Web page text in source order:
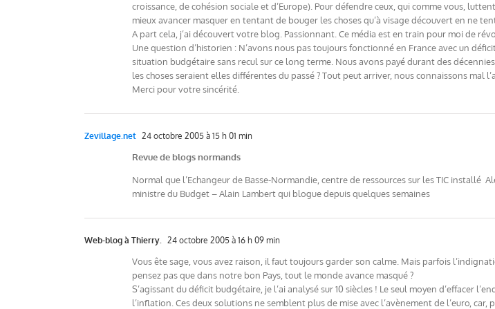
croissance, de cohésion sociale et d’Europe). Pour défendre ceux, qui comme vous,
mieux avancer masquer en tentant de bouger les choses qu’à visage découvert en ne
A part cela, j’ai découvert votre blog. Passionnant. Ce média est en train pour moi de
Une question d’historien : N’avons nous pas toujours fonctionné en France avec un
situation budgétaire sans recul sur ce long terme. Nous avons payé durant des
les choses seraient elles différentes du passé ? Tout peut arriver, nous connaissons mal
Merci pour votre sincérité.
Zevillage.net 24 octobre 2005 à 15 h 01 min
Revue de blogs normands
Normal que l’Echangeur de Basse-Normandie, centre de ressources sur les TIC
ministre du Budget – Alain Lambert qui blogue depuis quelques semaines
Web-blog à Thierry. 24 octobre 2005 à 16 h 09 min
Vous ête sage, vous avez raison, il faut toujours garder son calme. Mais parfois
pensez pas que dans notre bon Pays, tout le monde avance masqué ?
S’agissant du déficit budgétaire, je l’ai analysé sur 10 siècles ! Le seul moyen d’effacer
l’inflation. Ces deux solutions ne semblent plus de mise avec l’avènement de l’euro,